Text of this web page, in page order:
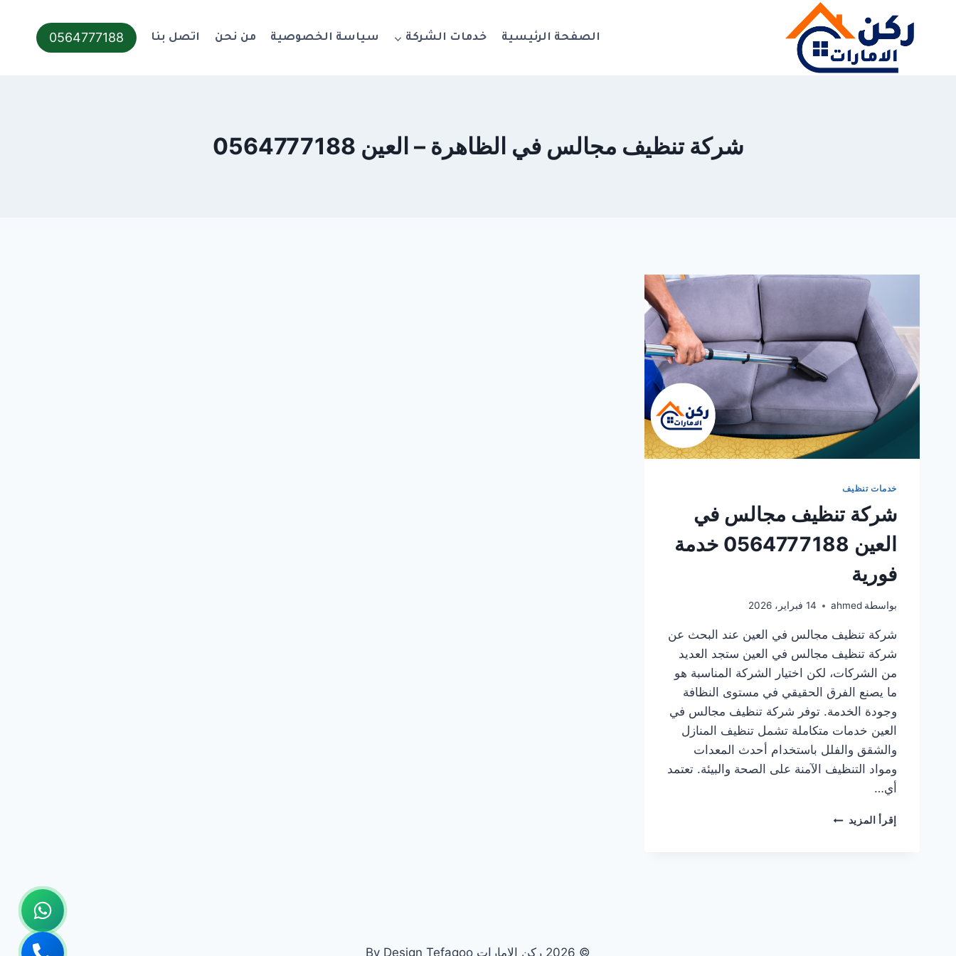
الصفحة الرئيسية خدمات الشركة سياسة الخصوصية من نحن اتصل بنا 0564777188
شركة تنظيف مجالس في الظاهرة – العين 0564777188
خدمات تنظيف
شركة تنظيف مجالس في
العين 0564777188 خدمة
فورية
بواسطة ahmed 14 فبراير، 2026
شركة تنظيف مجالس في العين عند البحث عن
شركة تنظيف مجالس في العين ستجد العديد
من الشركات، لكن اختيار الشركة المناسبة هو
ما يصنع الفرق الحقيقي في مستوى النظافة
وجودة الخدمة. توفر شركة تنظيف مجالس في
العين خدمات متكاملة تشمل تنظيف المنازل
والشقق والفلل باستخدام أحدث المعدات
ومواد التنظيف الآمنة على الصحة والبيئة. تعتمد
أي…
إقرأ المزيد شركة
© 2026 ركن الامارات By Design Tefagoo